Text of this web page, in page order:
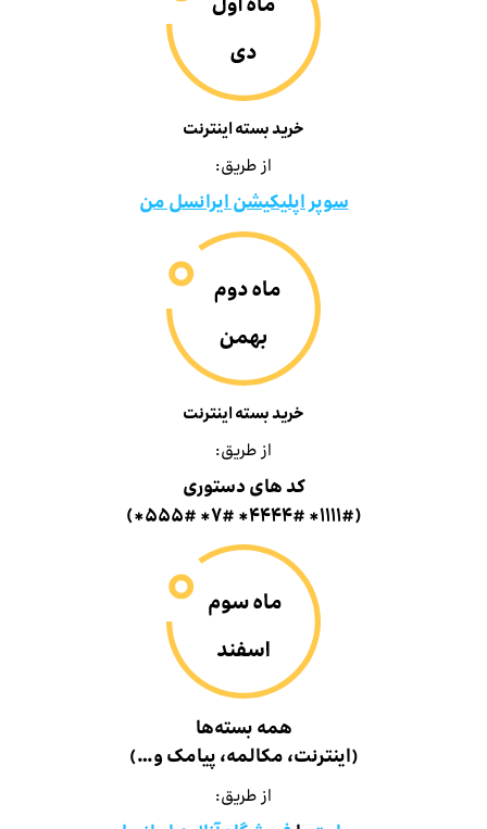
خرید بسته اینترنت
از طریق:
سوپر اپلیکیشن ایرانسل من
خرید بسته اینترنت
از طریق:
کد های دستوری
(۱۱۱۱#* ۴۴۴۴#* ۷#* ۵۵۵#*)
همه بسته‌ها
(اینترنت، مکالمه، پیامک و…)
از طریق: